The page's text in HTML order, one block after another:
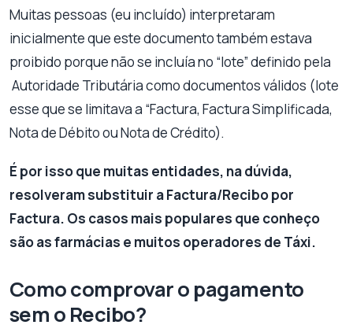
Muitas pessoas (eu incluído) interpretaram
inicialmente que este documento também estava
proibido porque não se incluía no “lote” definido pela
Autoridade Tributária como documentos válidos (lote
esse que se limitava a “Factura, Factura Simplificada,
Nota de Débito ou Nota de Crédito).
É por isso que muitas entidades, na dúvida,
resolveram substituir a Factura/Recibo por
Factura. Os casos mais populares que conheço
são as farmácias e muitos operadores de Táxi.
Como comprovar o pagamento
sem o Recibo?